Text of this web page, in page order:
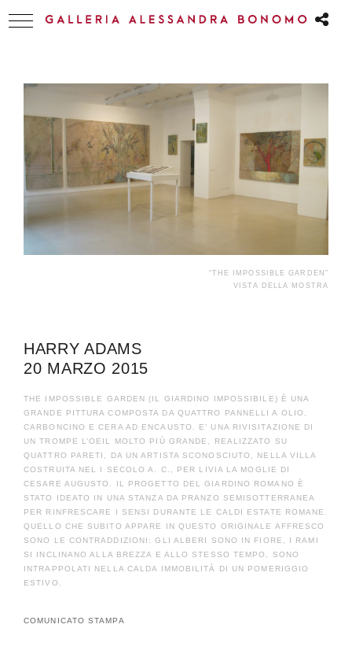
“THE IMPOSSIBLE GARDEN”
VISTA DELLA MOSTRA
HARRY ADAMS
20 MARZO 2015
THE IMPOSSIBLE GARDEN (IL GIARDINO IMPOSSIBILE) È UNA
GRANDE PITTURA COMPOSTA DA QUATTRO PANNELLI A OLIO,
CARBONCINO E CERA AD ENCAUSTO. E’ UNA RIVISITAZIONE DI
UN TROMPE L’OEIL MOLTO PIÙ GRANDE, REALIZZATO SU
QUATTRO PARETI, DA UN ARTISTA SCONOSCIUTO, NELLA VILLA
COSTRUITA NEL I SECOLO A. C., PER LIVIA LA MOGLIE DI
CESARE AUGUSTO. IL PROGETTO DEL GIARDINO ROMANO È
STATO IDEATO IN UNA STANZA DA PRANZO SEMISOTTERRANEA
PER RINFRESCARE I SENSI DURANTE LE CALDI ESTATE ROMANE.
QUELLO CHE SUBITO APPARE IN QUESTO ORIGINALE AFFRESCO
SONO LE CONTRADDIZIONI: GLI ALBERI SONO IN FIORE, I RAMI
SI INCLINANO ALLA BREZZA E ALLO STESSO TEMPO, SONO
INTRAPPOLATI NELLA CALDA IMMOBILITÀ DI UN POMERIGGIO
ESTIVO.
COMUNICATO STAMPA